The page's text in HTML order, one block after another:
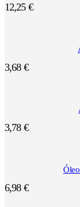
12,25 €
3,68 €
3,78 €
6,98 €